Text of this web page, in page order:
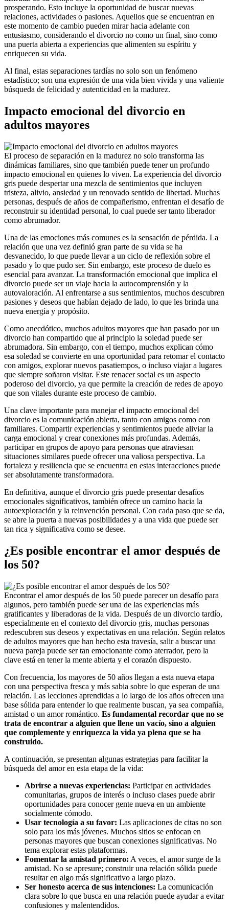
prosperando. Esto incluye la oportunidad de buscar nuevas
relaciones, actividades o pasiones. Aquellos que se encuentran en
este momento de cambio pueden mirar hacia adelante con
entusiasmo, considerando el divorcio no como un final, sino como
una puerta abierta a experiencias que alimenten su espíritu y
enriquecen su vida.
Al final, estas separaciones tardías no solo son un fenómeno
estadístico; son una expresión de una vida bien vivida y una valiente
búsqueda de felicidad y autenticidad en la madurez.
Impacto emocional del divorcio en
adultos mayores
El proceso de separación en la madurez no solo transforma las
dinámicas familiares, sino que también puede tener un profundo
impacto emocional en quienes lo viven. La experiencia del divorcio
gris puede despertar una mezcla de sentimientos que incluyen
tristeza, alivio, ansiedad y un renovado sentido de libertad. Muchas
personas, después de años de compañerismo, enfrentan el desafío de
reconstruir su identidad personal, lo cual puede ser tanto liberador
como abrumador.
Una de las emociones más comunes es la sensación de pérdida. La
relación que una vez definió gran parte de su vida se ha
desvanecido, lo que puede llevar a un ciclo de reflexión sobre el
pasado y lo que pudo ser. Sin embargo, este proceso de duelo es
esencial para avanzar. La transformación emocional que implica el
divorcio puede ser un viaje hacia la autocomprensión y la
autovaloración. Al enfrentarse a sus sentimientos, muchos descubren
pasiones y deseos que habían dejado de lado, lo que les brinda una
nueva energía y propósito.
Como anecdótico, muchos adultos mayores que han pasado por un
divorcio han compartido que al principio la soledad puede ser
abrumadora. Sin embargo, con el tiempo, muchos explican cómo
esa soledad se convierte en una oportunidad para retomar el contacto
con amigos, explorar nuevos pasatiempos, o incluso viajar a lugares
que siempre soñaron visitar. Este renacer social es un aspecto
poderoso del divorcio, ya que permite la creación de redes de apoyo
que son vitales durante este proceso de cambio.
Una clave importante para manejar el impacto emocional del
divorcio es la comunicación abierta, tanto con amigos como con
familiares. Compartir experiencias y sentimientos puede aliviar la
carga emocional y crear conexiones más profundas. Además,
participar en grupos de apoyo para personas que atraviesan
situaciones similares puede ofrecer una valiosa perspectiva. La
fortaleza y resiliencia que se encuentra en estas interacciones puede
ser absolutamente transformadora.
En definitiva, aunque el divorcio gris puede presentar desafíos
emocionales significativos, también ofrece un camino hacia la
autoexploración y la reinvención personal. Con cada paso que se da,
se abre la puerta a nuevas posibilidades y a una vida que puede ser
tan rica y significativa como se desee.
¿Es posible encontrar el amor después de
los 50?
Encontrar el amor después de los 50 puede parecer un desafío para
algunos, pero también puede ser una de las experiencias más
gratificantes y liberadoras de la vida. Después de un divorcio tardío,
especialmente en el contexto del divorcio gris, muchas personas
redescubren sus deseos y expectativas en una relación. Según relatos
de adultos mayores que han hecho esta travesía, salir a buscar una
nueva pareja puede ser tan emocionante como aterrador, pero la
clave está en tener la mente abierta y el corazón dispuesto.
Con frecuencia, los mayores de 50 años llegan a esta nueva etapa
con una perspectiva fresca y más sabia sobre lo que esperan de una
relación. Las lecciones aprendidas a lo largo de los años ofrecen una
base sólida para entender lo que realmente buscan, ya sea compañía,
amistad o un amor romántico. Es fundamental recordar que no se
trata de encontrar a alguien que llene un vacío, sino a alguien
que complemente y enriquezca la vida ya plena que se ha
construido.
A continuación, se presentan algunas estrategias para facilitar la
búsqueda del amor en esta etapa de la vida:
Abrirse a nuevas experiencias: Participar en actividades
comunitarias, grupos de interés o incluso clases puede abrir
oportunidades para conocer gente nueva en un ambiente
socialmente cómodo.
Usar tecnología a su favor: Las aplicaciones de citas no son
solo para los más jóvenes. Muchos sitios se enfocan en
personas mayores que buscan conexiones significativas. No
tema explorar estas plataformas.
Fomentar la amistad primero: A veces, el amor surge de la
amistad. No se apresure; construir una relación sólida puede
resultar en algo más significativo a largo plazo.
Ser honesto acerca de sus intenciones: La comunicación
clara sobre lo que busca en una relación puede ayudar a evitar
confusiones y malentendidos.